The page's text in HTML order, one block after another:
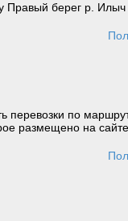
берег р. Илыч
перевозки по
размещено на